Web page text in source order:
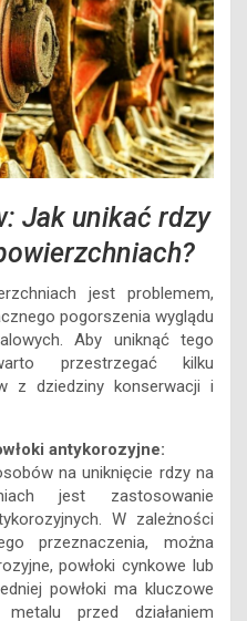
Jak unikać rdzy
jest problemem,
pogorszenia wyglądu
Aby uniknąć tego
przestrzegać kilku
z dziedziny konserwacji i
antykorozyjne:
na uniknięcie rdzy na
jest zastosowanie
W zależności
przeznaczenia, można
powłoki cynkowe lub
powłoki ma kluczowe
przed działaniem